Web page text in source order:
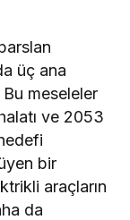
üç ana
meseleler
ve 2053
bir
araçların
da